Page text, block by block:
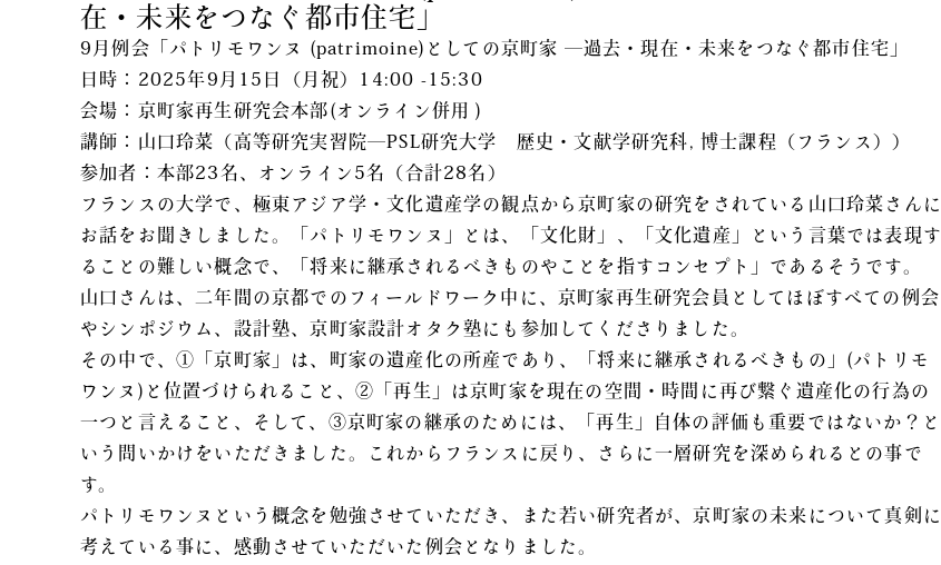
在・未来をつなぐ都市住宅」
9月例会「パトリモワンヌ (patrimoine)としての京町家 ―過去・現在・未来をつなぐ都市住宅」
日時：2025年9月15日（月祝）14:00 -15:30
会場：京町家再生研究会本部(オンライン併用 )
講師：山口玲菜（高等研究実習院―PSL研究大学 歴史・文献学研究科, 博士課程（フランス））
参加者：本部23名、オンライン5名（合計28名）
フランスの大学で、極東アジア学・文化遺産学の観点から京町家の研究をされている山口玲菜さんに
お話をお聞きしました。「パトリモワンヌ」とは、「文化財」、「文化遺産」という言葉では表現す
ることの難しい概念で、「将来に継承されるべきものやことを指すコンセプト」であるそうです。
山口さんは、二年間の京都でのフィールドワーク中に、京町家再生研究会員としてほぼすべての例会
やシンポジウム、設計塾、京町家設計オタク塾にも参加してくださりました。
その中で、①「京町家」は、町家の遺産化の所産であり、「将来に継承されるべきもの」(パトリモ
ワンヌ)と位置づけられること、②「再生」は京町家を現在の空間・時間に再び繋ぐ遺産化の行為の
一つと言えること、そして、③京町家の継承のためには、「再生」自体の評価も重要ではないか？と
いう問いかけをいただきました。これからフランスに戻り、さらに一層研究を深められるとの事で
す。
パトリモワンヌという概念を勉強させていただき、また若い研究者が、京町家の未来について真剣に
考えている事に、感動させていただいた例会となりました。